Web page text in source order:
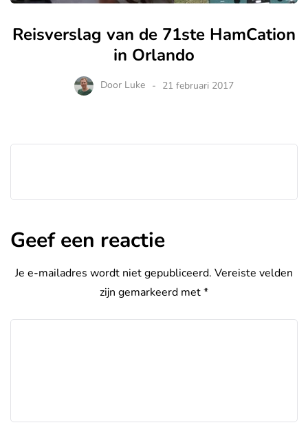
Reisverslag van de 71ste HamCation
in Orlando
Door Luke 21 februari 2017
Geef een reactie
Je e-mailadres wordt niet gepubliceerd. Vereiste velden
zijn gemarkeerd met*